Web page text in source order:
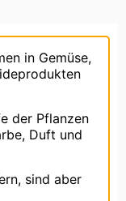
in Gemüse,
der Pflanzen
Duft und
sind aber